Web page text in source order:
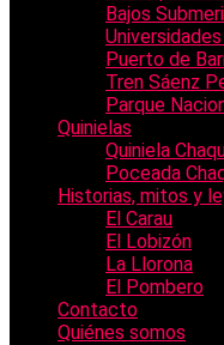
Bajos
Puerto de
Tren Sáenz
Parque
Quinielas
Quiniela
Poceada
Historias, mitos y
El Carau
El Lobizón
La Llorona
El Pombero
Contacto
Quiénes somos